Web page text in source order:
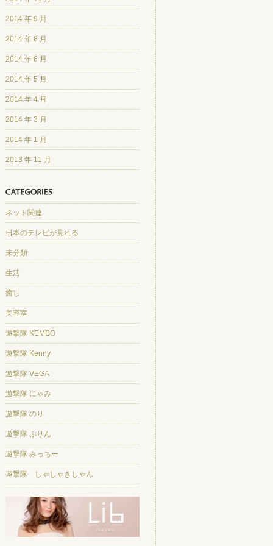
2014 年 9 月
2014 年 8 月
2014 年 6 月
2014 年 5 月
2014 年 4 月
2014 年 3 月
2014 年 1 月
2013 年 11 月
ネット関連
日本のテレビが見れる
未分類
生活
癒し
美容室
遊撃隊 KEMBO
遊撃隊 Kenny
遊撃隊 VEGA
遊撃隊 にゃみ
遊撃隊 のり
遊撃隊 ぷりん
遊撃隊 みっちー
遊撃隊 しゃしゃきしゃん